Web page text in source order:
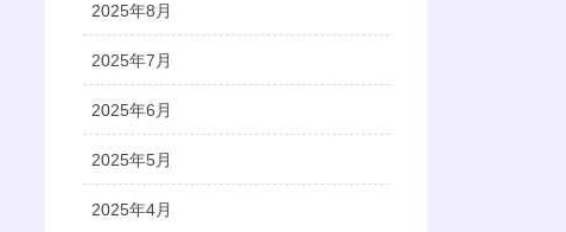
2025年8月
2025年7月
2025年6月
2025年5月
2025年4月